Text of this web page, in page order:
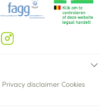
Privacy disclaimer Cookies